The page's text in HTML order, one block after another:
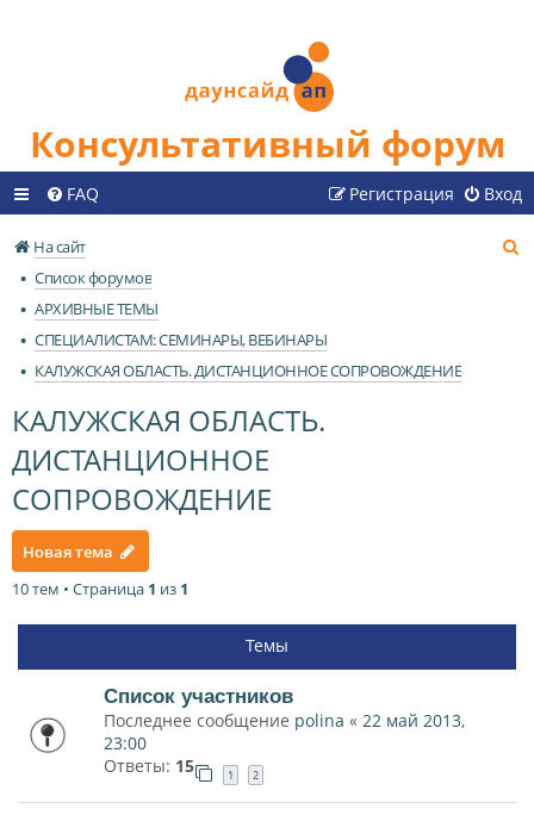
Консультативный форум
FAQ Вход
Регистрация
На сайт
Список форумов
АРХИВНЫЕ ТЕМЫ
СПЕЦИАЛИСТАМ: СЕМИНАРЫ, ВЕБИНАРЫ
КАЛУЖСКАЯ ОБЛАСТЬ. ДИСТАНЦИОННОЕ СОПРОВОЖДЕНИЕ
КАЛУЖСКАЯ ОБЛАСТЬ.
ДИСТАНЦИОННОЕ
СОПРОВОЖДЕНИЕ
Новая тема
10 тем • Страница 1 из 1
Темы
Список участников
Последнее сообщение polina « 22 май 2013,
23:00
Ответы: 15 1 2